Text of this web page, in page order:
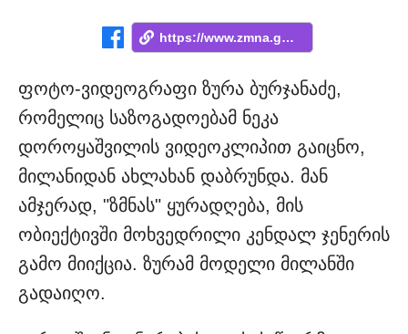
https://www.zmna.ge/news/khelebi-da-pekh...
ფოტო-ვიდეოგრაფი ზურა ბურჯანაძე,
რომელიც საზოგადოებამ ნეკა
დოროყაშვილის ვიდეოკლიპით გაიცნო,
მილანიდან ახლახან დაბრუნდა. მან
ამჯერად, "ზმნას" ყურადღება, მის
ობიექტივში მოხვედრილი კენდალ ჯენერის
გამო მიიქცია. ზურამ მოდელი მილანში
გადაიღო.